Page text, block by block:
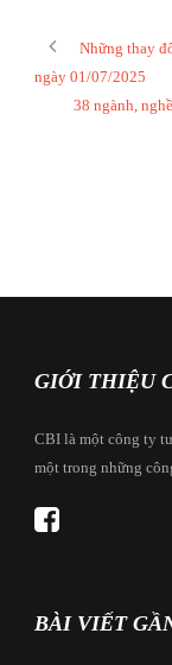
Những thay
ngày 01/07/2025
38 ngành,
GIỚI THIỆU
CBI là một công ty
một trong những
BÀI VIẾT